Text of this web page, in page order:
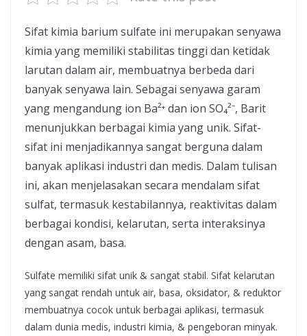
Sifat kimia barium sulfate ini merupakan senyawa
kimia yang memiliki stabilitas tinggi dan ketidak
larutan dalam air, membuatnya berbeda dari
banyak senyawa lain. Sebagai senyawa garam
yang mengandung ion Ba²⁺ dan ion SO₄²⁻, Barit
menunjukkan berbagai kimia yang unik. Sifat-
sifat ini menjadikannya sangat berguna dalam
banyak aplikasi industri dan medis. Dalam tulisan
ini, akan menjelasakan secara mendalam sifat
sulfat, termasuk kestabilannya, reaktivitas dalam
berbagai kondisi, kelarutan, serta interaksinya
dengan asam, basa.
Sulfate memiliki sifat unik & sangat stabil. Sifat kelarutan
yang sangat rendah untuk air, basa, oksidator, & reduktor
membuatnya cocok untuk berbagai aplikasi, termasuk
dalam dunia medis, industri kimia, & pengeboran minyak.